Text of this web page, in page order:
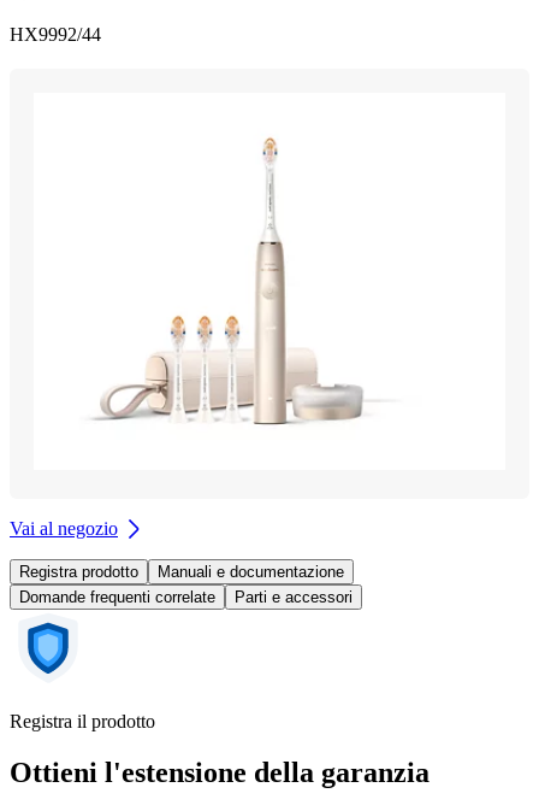
HX9992/44
Vai al negozio
Registra prodotto
Manuali e documentazione
Domande frequenti correlate
Parti e accessori
Registra il prodotto
Ottieni l'estensione della garanzia